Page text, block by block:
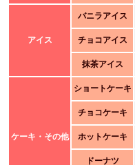
アイス
バニラアイス
チョコアイス
抹茶アイス
ケーキ・その他
ショートケーキ
チョコケーキ
ホットケーキ
ドーナツ